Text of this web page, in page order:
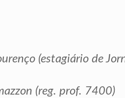
(estagiário de
(reg. prof. 7400)